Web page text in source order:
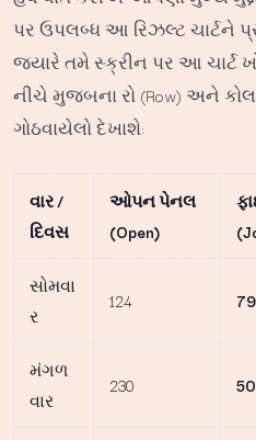
પર ઉપલબ્ધ આ રિઝલ્ટ ચાર્ટને
જ્યારે તમે સ્ક્રીન પર આ ચાર્ટ
નીચે મુજબના રો (Row) અને
ગોઠવાયેલો દેખાશે:
વાર /
દિવસ
ઓપન પેનલ
(Open)
સોમવા
ર
124 79
મંગળ
વાર
230 50